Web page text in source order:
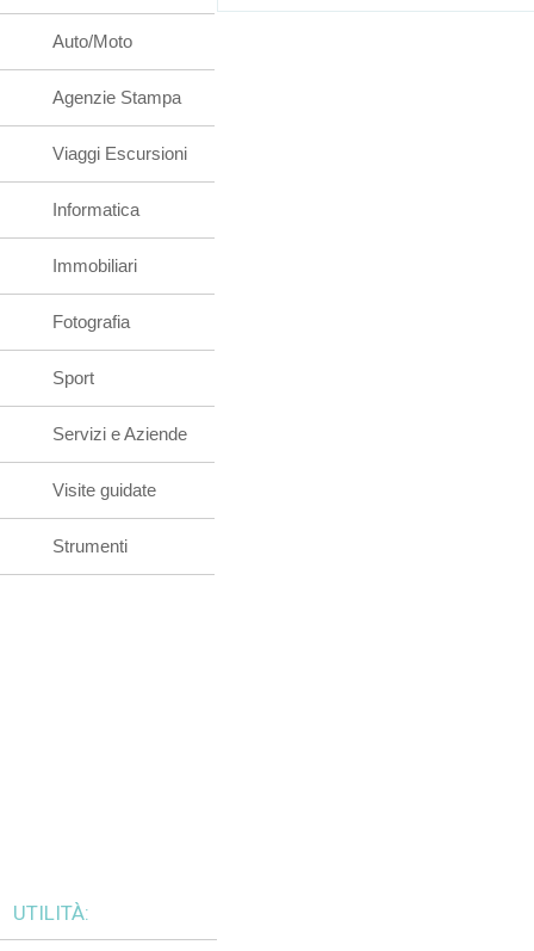
Auto/Moto
Agenzie Stampa
Viaggi Escursioni
Informatica
Immobiliari
Fotografia
Sport
Servizi e Aziende
Visite guidate
Strumenti
UTILITÀ: